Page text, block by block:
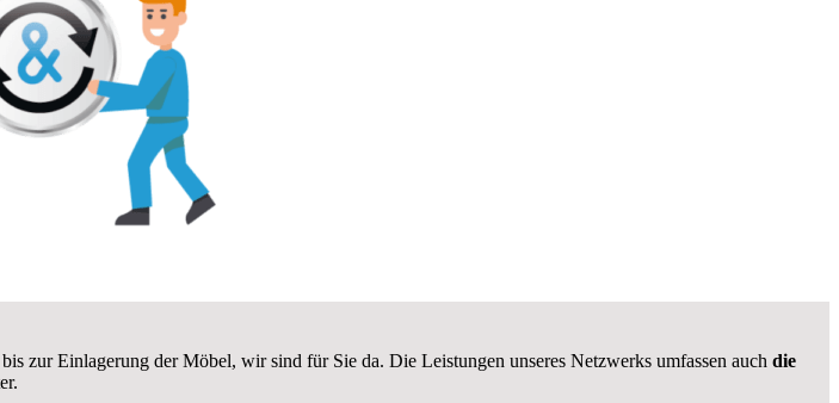
zur Einlagerung der Möbel, wir sind für Sie da. Die Leistungen unseres Netzwerks umfassen auch die